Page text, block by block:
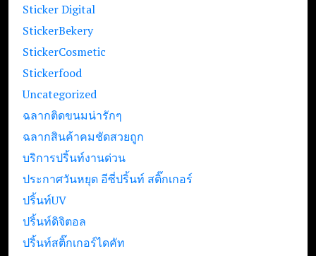
Sticker Digital
StickerBekery
StickerCosmetic
Stickerfood
Uncategorized
ฉลากติดขนมน่ารักๆ
ฉลากสินค้าคมชัดสวยถูก
บริการปริ้นท์งานด่วน
ประกาศวันหยุด อีซี่ปริ้นท์ สติ๊กเกอร์
ปริ้นท์UV
ปริ้นท์ดิจิตอล
ปริ้นท์สติ๊กเกอร์ไดคัท